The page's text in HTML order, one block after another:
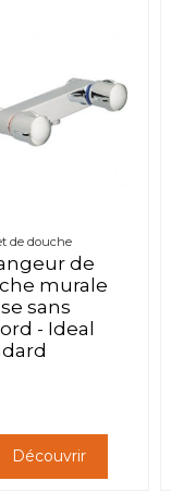
de douche
de
murale
sans
- Ideal
Découvrir